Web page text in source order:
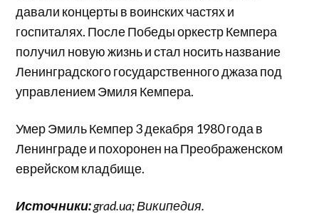
давали концерты в воинских частях и
госпиталях. После Победы оркестр Кемпера
получил новую жизнь и стал носить название
Ленинградского государственного джаза под
управлением Эмиля Кемпера.
Умер Эмиль Кемпер 3 декабря 1980 года в
Ленинграде и похоронен на Преображенском
еврейском кладбище.
Источники:grad.ua; Википедия.